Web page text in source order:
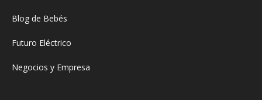
Blog de Bebés
Futuro Eléctrico
Negocios y Empresa